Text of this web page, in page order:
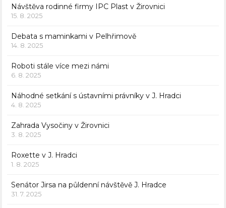
Návštěva rodinné firmy IPC Plast v Žirovnici
15. 8. 2025
Debata s maminkami v Pelhřimově
14. 8. 2025
Roboti stále více mezi námi
6. 8. 2025
Náhodné setkání s ústavními právníky v J. Hradci
4. 8. 2025
Zahrada Vysočiny v Žirovnici
3. 8. 2025
Roxette v J. Hradci
1. 8. 2025
Senátor Jirsa na půldenní návštěvě J. Hradce
31. 7. 2025